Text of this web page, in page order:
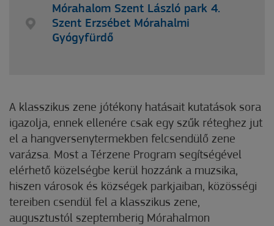
Mórahalom Szent László park 4.
Szent Erzsébet Mórahalmi
Gyógyfürdő
A klasszikus zene jótékony hatásait kutatások sora
igazolja, ennek ellenére csak egy szűk réteghez jut
el a hangversenytermekben felcsendülő zene
varázsa. Most a Térzene Program segítségével
elérhető közelségbe kerül hozzánk a muzsika,
hiszen városok és községek parkjaiban, közösségi
tereiben csendül fel a klasszikus zene,
augusztustól szeptemberig Mórahalmon